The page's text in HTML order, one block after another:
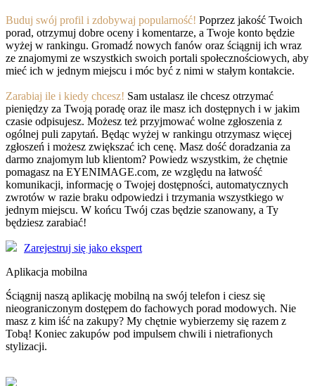
Buduj swój profil i zdobywaj popularność! Poprzez jakość Twoich
porad, otrzymuj dobre oceny i komentarze, a Twoje konto będzie
wyżej w rankingu. Gromadź nowych fanów oraz ściągnij ich wraz
ze znajomymi ze wszystkich swoich portali społecznościowych, aby
mieć ich w jednym miejscu i móc być z nimi w stałym kontakcie.
Zarabiaj ile i kiedy chcesz! Sam ustalasz ile chcesz otrzymać
pieniędzy za Twoją poradę oraz ile masz ich dostępnych i w jakim
czasie odpisujesz. Możesz też przyjmować wolne zgłoszenia z
ogólnej puli zapytań. Będąc wyżej w rankingu otrzymasz więcej
zgłoszeń i możesz zwiększać ich cenę. Masz dość doradzania za
darmo znajomym lub klientom? Powiedz wszystkim, że chętnie
pomagasz na EYENIMAGE.com, ze względu na łatwość
komunikacji, informację o Twojej dostępności, automatycznych
zwrotów w razie braku odpowiedzi i trzymania wszystkiego w
jednym miejscu. W końcu Twój czas będzie szanowany, a Ty
będziesz zarabiać!
Zarejestruj się jako ekspert
Aplikacja mobilna
Ściągnij naszą aplikację mobilną na swój telefon i ciesz się
nieograniczonym dostępem do fachowych porad modowych. Nie
masz z kim iść na zakupy? My chętnie wybierzemy się razem z
Tobą! Koniec zakupów pod impulsem chwili i nietrafionych
stylizacji.